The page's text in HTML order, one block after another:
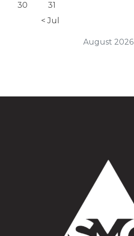
August 2026
30
31
< Jul